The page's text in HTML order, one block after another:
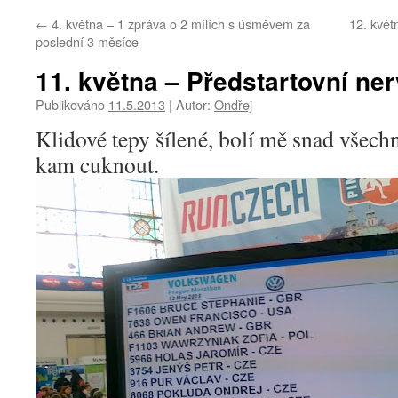
← 4. května – 1 zpráva o 2 mílích s úsměvem za
poslední 3 měsíce
12.
11. května – Předstartovní
Publikováno 11.5.2013 | Autor: Ondřej
Klidové tepy šílené, bolí mě snad
kam cuknout.